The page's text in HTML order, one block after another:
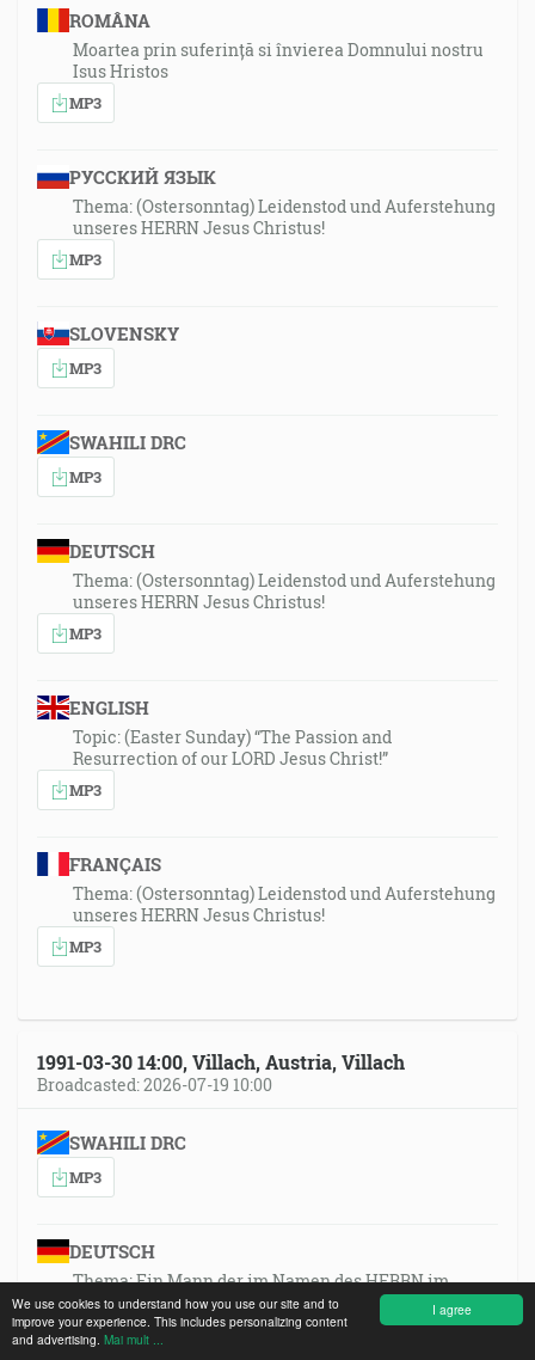
I agree
We use cookies to understand how you use our site and to
improve your experience. This includes personalizing content
and advertising. Mai mult ...
ROMÂNA
Moartea prin suferință si învierea Domnului nostru
Isus Hristos
MP3
РУССКИЙ ЯЗЫК
Thema: (Ostersonntag) Leidenstod und Auferstehung
unseres HERRN Jesus Christus!
MP3
SLOVENSKY
MP3
SWAHILI DRC
MP3
DEUTSCH
Thema: (Ostersonntag) Leidenstod und Auferstehung
unseres HERRN Jesus Christus!
MP3
ENGLISH
Topic: (Easter Sunday) “The Passion and
Resurrection of our LORD Jesus Christ!”
MP3
FRANÇAIS
Thema: (Ostersonntag) Leidenstod und Auferstehung
unseres HERRN Jesus Christus!
MP3
1991-03-30 14:00, Villach, Austria, Villach
Broadcasted: 2026-07-19 10:00
SWAHILI DRC
MP3
DEUTSCH
Thema: Ein Mann der im Namen des HERRN im
göttlichen Auftrag spricht, muss eine göttliche
Sendung haben!